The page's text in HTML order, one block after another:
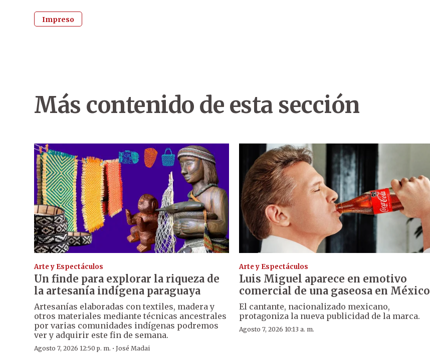
Impreso
Más contenido de esta sección
Arte y Espectáculos
Un finde para explorar la riqueza de
la artesanía indígena paraguaya
Artesanías elaboradas con textiles, madera y
otros materiales mediante técnicas ancestrales
por varias comunidades indígenas podremos
ver y adquirir este fin de semana.
Agosto 7, 2026 12:50 p. m. · José Madai
Arte y Espectáculos
Luis Miguel aparece en emotivo
comercial de una gaseosa en México
El cantante, nacionalizado mexicano,
protagoniza la nueva publicidad de la marca.
Agosto 7, 2026 10:13 a. m.